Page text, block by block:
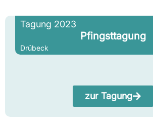
Tagung 2023
Pfingsttagung
Drübeck
zur Tagung